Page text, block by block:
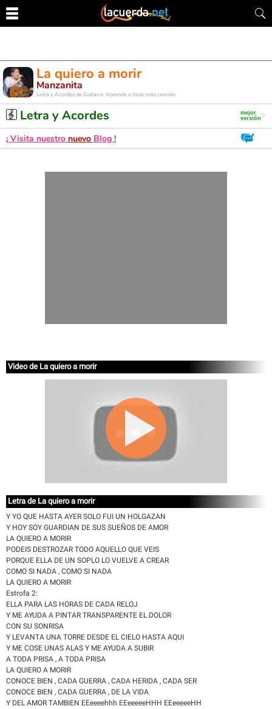
La quiero a morir
Manzanita
Letra y Acordes de Guitarra. Aprende a tocar esta canción
Letra y Acordes
¡ Visita nuestro nuevo Blog !
Video de La quiero a morir
Letra de La quiero a morir
Y YO QUE HASTA AYER SOLO FUI UN HOLGAZAN
Y HOY SOY GUARDIAN DE SUS SUEÑOS DE AMOR
LA QUIERO A MORIR
PODEIS DESTROZAR TODO AQUELLO QUE VEIS
PORQUE ELLA DE UN SOPLO LO VUELVE A CREAR
COMO SI NADA , COMO SI NADA
LA QUIERO A MORIR
Estrofa 2:
ELLA PARA LAS HORAS DE CADA RELOJ
Y ME AYUDA A PINTAR TRANSPARENTE EL DOLOR
CON SU SONRISA
Y LEVANTA UNA TORRE DESDE EL CIELO HASTA AQUI
Y ME COSE UNAS ALAS Y ME AYUDA A SUBIR
A TODA PRISA , A TODA PRISA
LA QUIERO A MORIR
CONOCE BIEN , CADA GUERRA , CADA HERIDA , CADA SER
CONOCE BIEN , CADA GUERRA , DE LA VIDA
Y DEL AMOR TAMBIEN EEeeeehhh EEeeeeeHHH EEeeeeeHH